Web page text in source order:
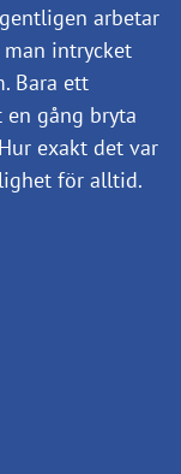
arbetar
intrycket
Bara ett
gång bryta
exakt det var
för alltid.